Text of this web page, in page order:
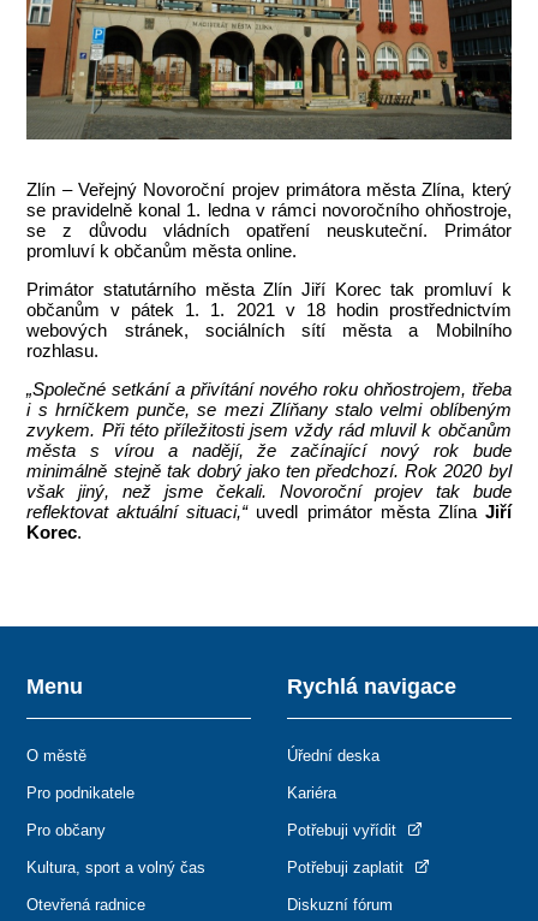
Zlín – Veřejný Novoroční projev primátora města Zlína, který
se pravidelně konal 1. ledna v rámci novoročního ohňostroje,
se z důvodu vládních opatření neuskuteční. Primátor
promluví k občanům města online.
Primátor statutárního města Zlín Jiří Korec tak promluví k
občanům v pátek 1. 1. 2021 v 18 hodin prostřednictvím
webových stránek, sociálních sítí města a Mobilního
rozhlasu.
„Společné setkání a přivítání nového roku ohňostrojem, třeba
i s hrníčkem punče, se mezi Zlíňany stalo velmi oblíbeným
zvykem. Při této příležitosti jsem vždy rád mluvil k občanům
města s vírou a nadějí, že začínající nový rok bude
minimálně stejně tak dobrý jako ten předchozí. Rok 2020 byl
však jiný, než jsme čekali. Novoroční projev tak bude
reflektovat aktuální situaci,“uvedl primátor města Zlína Jiří
Korec.
Menu
O městě
Pro podnikatele
Pro občany
Kultura, sport a volný čas
Otevřená radnice
Rychlá navigace
Úřední deska
Kariéra
Potřebuji vyřídit
Potřebuji zaplatit
Diskuzní fórum